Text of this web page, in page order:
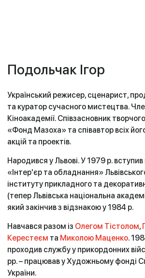
Подольчак Ігор
Український режисер, сценарист,
та куратор сучасного мистецтва.
Кіноакадемії. Співзасновник
«Фонд Мазоха» та співавтор всіх
акцій та проектів.
Народився у Львові. У 1979 р.
«Інтер'єр та обладнання»
інституту прикладного та
(тепер Львівська національна
який закінчив з відзнакою у 1984 р.
Навчався разом із Олегом Тістолом,
Керестеєм та Миколою Маценко.
проходив службу у прикордонних
рр. – працював у Художньому фонді
України.